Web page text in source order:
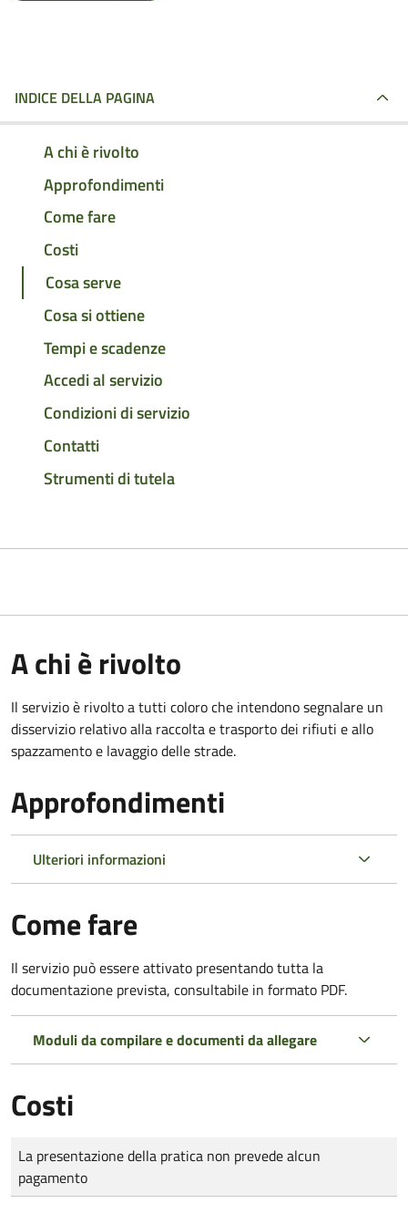
INDICE DELLA PAGINA
A chi è rivolto
Approfondimenti
Come fare
Costi
Cosa serve
Cosa si ottiene
Tempi e scadenze
Accedi al servizio
Condizioni di servizio
Contatti
Strumenti di tutela
A chi è rivolto
Il servizio è rivolto a tutti coloro che intendono segnalare un
disservizio relativo alla raccolta e trasporto dei rifiuti e allo
spazzamento e lavaggio delle strade.
Approfondimenti
Ulteriori informazioni
Come fare
Il servizio può essere attivato presentando tutta la
documentazione prevista, consultabile in formato PDF.
Moduli da compilare e documenti da allegare
Costi
Tipo di pagamento
Importo
La presentazione della pratica non prevede alcun
pagamento